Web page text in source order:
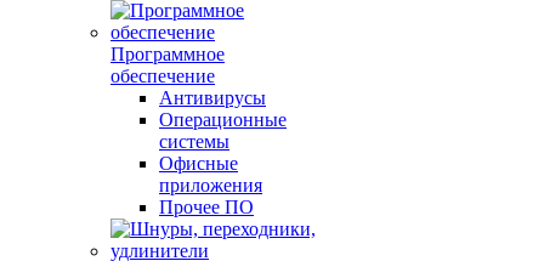
Программное
обеспечение
Антивирусы
Операционные
системы
Офисные
приложения
Прочее ПО